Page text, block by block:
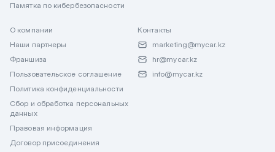
Памятка по кибербезопасности
О компании
Наши партнеры
Франшиза
Пользовательское соглашение
Политика конфиденциальности
Сбор и обработка персональных
данных
Правовая информация
Договор присоединения
Контакты
marketing@mycar.kz
hr@mycar.kz
info@mycar.kz